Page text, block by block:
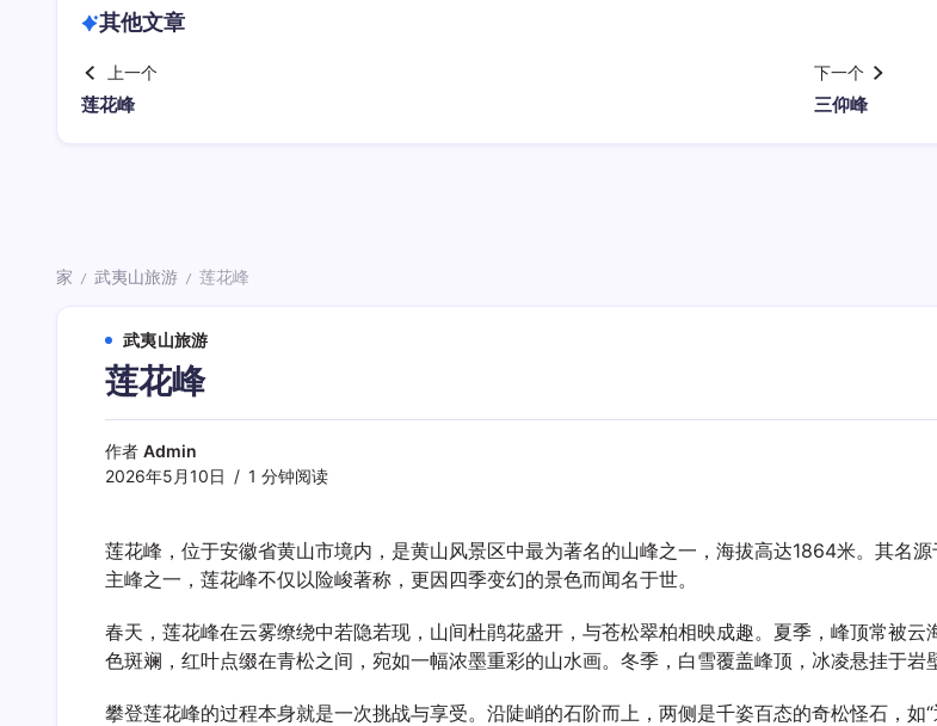
其他文章
上一个
莲花峰
下一个
三仰峰
家 / 武夷山旅游 / 莲花峰
武夷山旅游
莲花峰
作者 Admin
2026年5月10日
1 分钟阅读
莲花峰，位于安徽省黄山市境内，是黄山风景区中最为著名的山峰之一，海拔高达1864米。其名
主峰之一，莲花峰不仅以险峻著称，更因四季变幻的景色而闻名于世。
春天，莲花峰在云雾缭绕中若隐若现，山间杜鹃花盛开，与苍松翠柏相映成趣。夏季，峰顶常被
色斑斓，红叶点缀在青松之间，宛如一幅浓墨重彩的山水画。冬季，白雪覆盖峰顶，冰凌悬挂于岩
攀登莲花峰的过程本身就是一次挑战与享受。沿陡峭的石阶而上，两侧是千姿百态的奇松怪石，如